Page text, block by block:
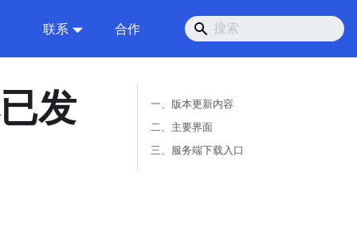
联系 合作
发
一、版本更新内容
二、主要界面
三、服务端下载入口